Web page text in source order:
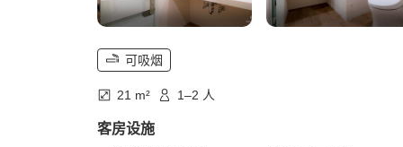
可吸烟
21 m² 1–2 人
客房设施